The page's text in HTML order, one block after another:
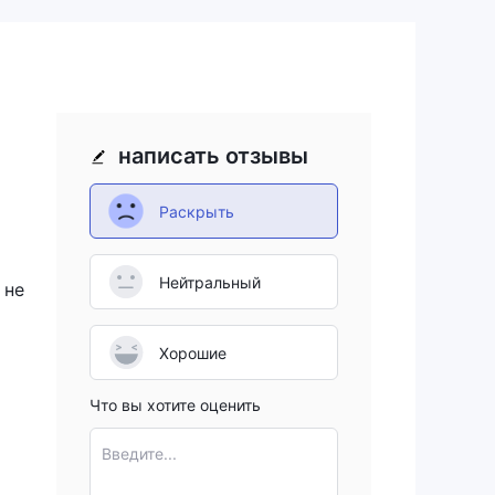
написать отзывы
Раскрыть
Нейтральный
Хорошие
Что вы хотите оценить
Введите...